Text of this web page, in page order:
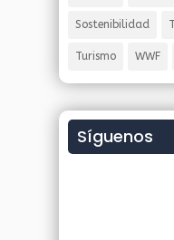
Sostenibilidad
Turismo WWF
Síguenos